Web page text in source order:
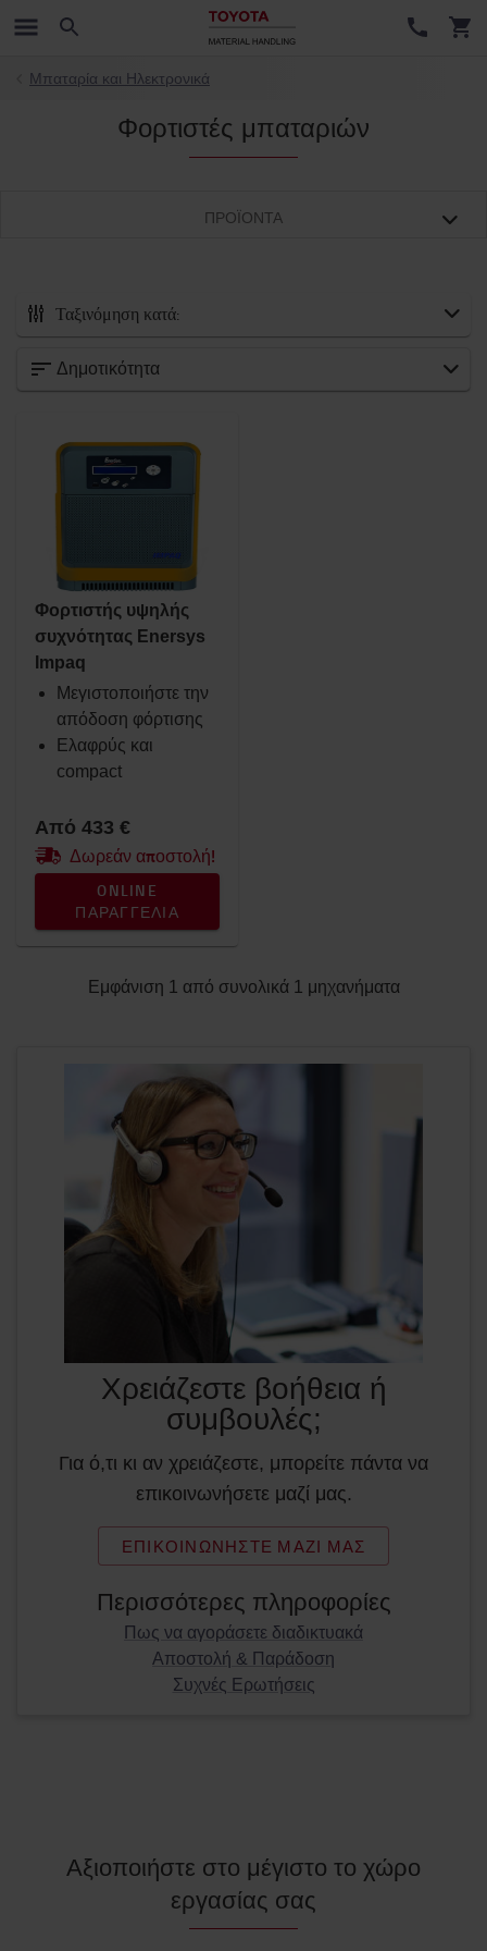
Μπαταρία και Ηλεκτρονικά
Φορτιστές μπαταριών
ΠΡΟΪΌΝΤΑ
Ταξινόμηση κατά:
Όλα τα αξεσουάρ
Προσαρτήματα περονοφόρου ανυψωτικού
Ασφάλεια
Εσωτερικοί χώροι
Καθίσματα
Βάσεις RAM
Ρουχισμός εργασίας
Toyota Fanshop
Φώτα
Χειμώνας
Αναλώσιμα
Χώρος εργασίας & αποθήκη
εσωτερικής καύσης
Κατηγορία
Φορτιστές μπαταριών
Δημοτικότητα
Φορτιστής υψηλής
συχνότητας Enersys
Impaq
Μεγιστοποιήστε την
απόδοση φόρτισης
Ελαφρύς και
compact
Από 433 €
Δωρεάν αποστολή!
ONLINE
ΠΑΡΑΓΓΕΛΊΑ
Εμφάνιση 1 από συνολικά 1 μηχανήματα
Χρειάζεστε βοήθεια ή
συμβουλές;
Για ό,τι κι αν χρειάζεστε, μπορείτε πάντα να
επικοινωνήσετε μαζί μας.
ΕΠΙΚΟΙΝΩΝΉΣΤΕ ΜΑΖΊ ΜΑΣ
Περισσότερες πληροφορίες
Πως να αγοράσετε διαδικτυακά
Αποστολή & Παράδοση
Συχνές Ερωτήσεις
Αξιοποιήστε στο μέγιστο το χώρο
εργασίας σας